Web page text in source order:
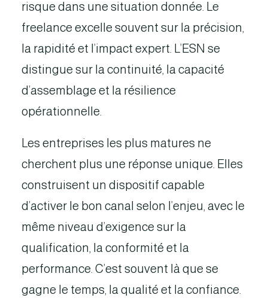
risque dans une situation donnée. Le
freelance excelle souvent sur la précision,
la rapidité et l’impact expert. L’ESN se
distingue sur la continuité, la capacité
d’assemblage et la résilience
opérationnelle.
Les entreprises les plus matures ne
cherchent plus une réponse unique. Elles
construisent un dispositif capable
d’activer le bon canal selon l’enjeu, avec le
même niveau d’exigence sur la
qualification, la conformité et la
performance. C’est souvent là que se
gagne le temps, la qualité et la confiance.